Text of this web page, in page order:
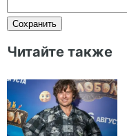
Читайте также